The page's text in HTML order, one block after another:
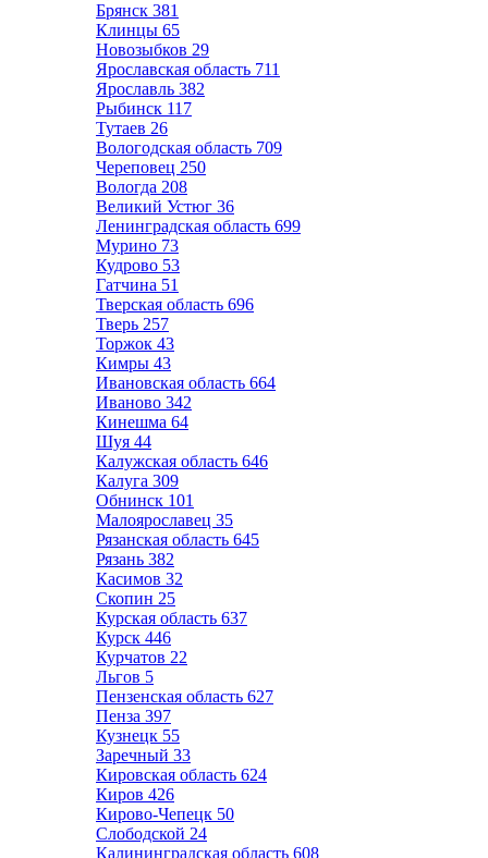
Брянск 381
Клинцы 65
Новозыбков 29
Ярославская область 711
Ярославль 382
Рыбинск 117
Тутаев 26
Вологодская область 709
Череповец 250
Вологда 208
Великий Устюг 36
Ленинградская область 699
Мурино 73
Кудрово 53
Гатчина 51
Тверская область 696
Тверь 257
Торжок 43
Кимры 43
Ивановская область 664
Иваново 342
Кинешма 64
Шуя 44
Калужская область 646
Калуга 309
Обнинск 101
Малоярославец 35
Рязанская область 645
Рязань 382
Касимов 32
Скопин 25
Курская область 637
Курск 446
Курчатов 22
Льгов 5
Пензенская область 627
Пенза 397
Кузнецк 55
Заречный 33
Кировская область 624
Киров 426
Кирово-Чепецк 50
Слободской 24
Калининградская область 608